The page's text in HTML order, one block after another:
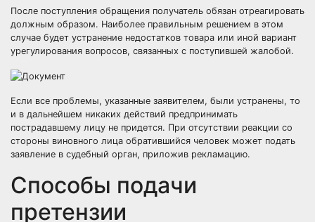
После поступления обращения получатель обязан отреагировать
должным образом. Наиболее правильным решением в этом
случае будет устранение недостатков товара или иной вариант
урегулирования вопросов, связанных с поступившей жалобой.
Если все проблемы, указанные заявителем, были устранены, то
и в дальнейшем никаких действий предпринимать
пострадавшему лицу не придется. При отсутствии реакции со
стороны виновного лица обратившийся человек может подать
заявление в судебный орган, приложив рекламацию.
Способы подачи
претензии